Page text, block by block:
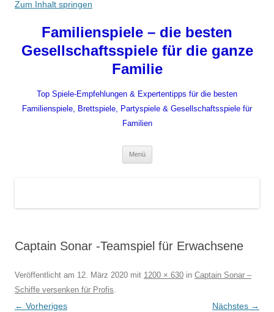
Zum Inhalt springen
Familienspiele – die besten
Gesellschaftsspiele für die ganze
Familie
Top Spiele-Empfehlungen & Expertentipps für die besten
Familienspiele, Brettspiele, Partyspiele & Gesellschaftsspiele für
Familien
Menü
Captain Sonar -Teamspiel für Erwachsene
Veröffentlicht am 12. März 2020 mit 1200 × 630 in Captain Sonar –
Schiffe versenken für Profis.
← Vorheriges Nächstes →